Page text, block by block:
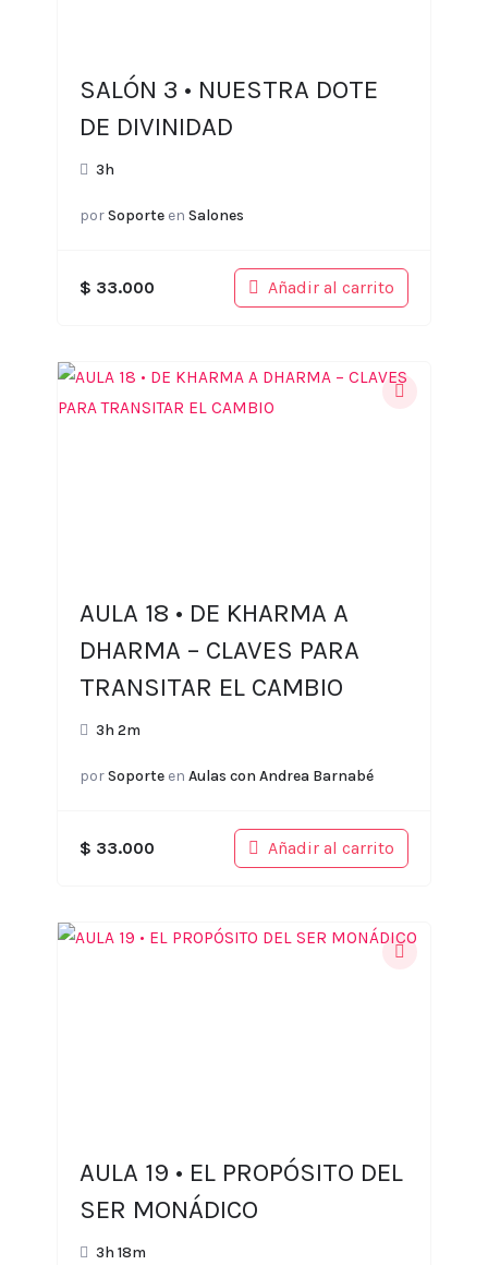
SALÓN 3 • NUESTRA DOTE
DE DIVINIDAD
3h
porSoporteen Salones
$ 33.000 Añadir al carrito
AULA 18 • DE KHARMA A
DHARMA – CLAVES PARA
TRANSITAR EL CAMBIO
3h 2m
porSoporteen Aulas con Andrea Barnabé
$ 33.000 Añadir al carrito
AULA 19 • EL PROPÓSITO DEL
SER MONÁDICO
3h 18m